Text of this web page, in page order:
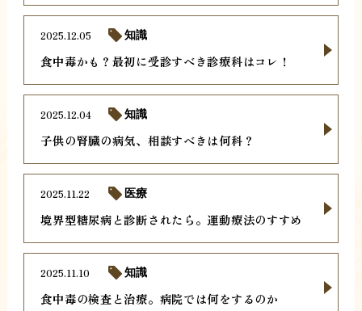
食中毒かも？最初に受診すべき診療科はコレ！
2025.12.05 知識
子供の腎臓の病気、相談すべきは何科？
2025.12.04 知識
境界型糖尿病と診断されたら。運動療法のすすめ
2025.11.22 医療
食中毒の検査と治療。病院では何をするのか
2025.11.10 知識